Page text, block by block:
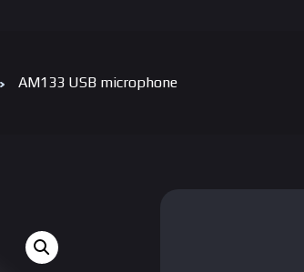
AM133 USB microphone